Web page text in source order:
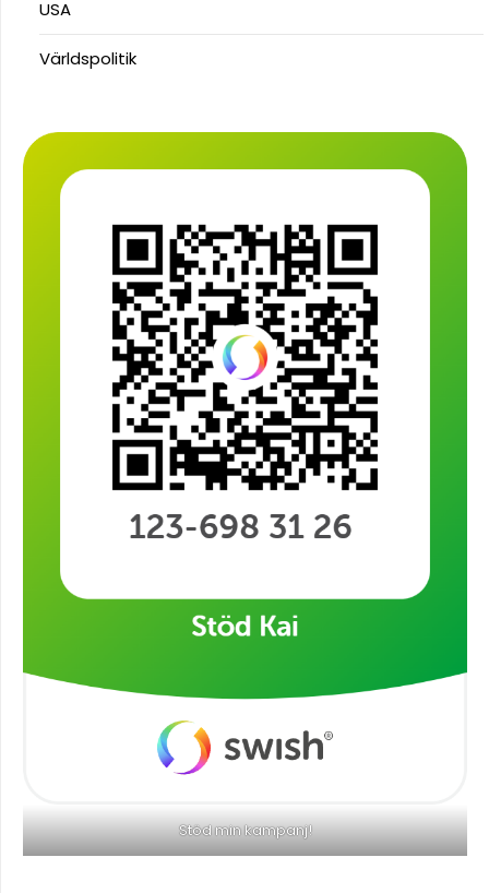
USA
Världspolitik
Stöd min kampanj!